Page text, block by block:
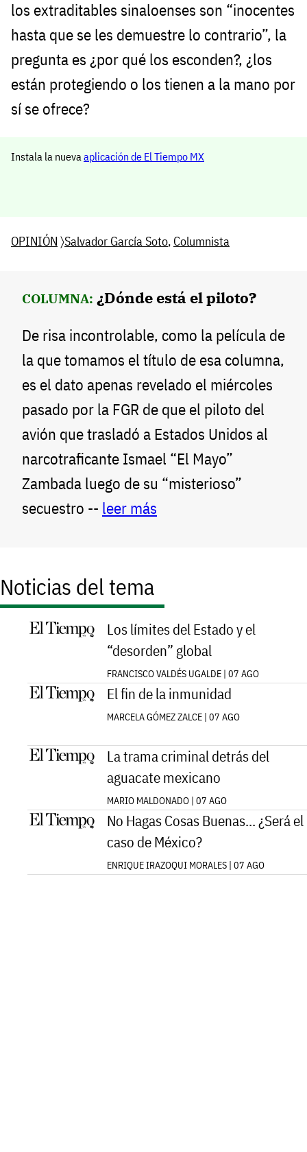
los extraditables sinaloenses son “inocentes
hasta que se les demuestre lo contrario”, la
pregunta es ¿por qué los esconden?, ¿los
están protegiendo o los tienen a la mano por
sí se ofrece?
Instala la nueva aplicación de El Tiempo MX
OPINIÓN 〉Salvador García Soto, Columnista
COLUMNA: ¿Dónde está el piloto?
De risa incontrolable, como la película de
la que tomamos el título de esa columna,
es el dato apenas revelado el miércoles
pasado por la FGR de que el piloto del
avión que trasladó a Estados Unidos al
narcotraficante Ismael “El Mayo”
Zambada luego de su “misterioso”
secuestro -- leer más
Noticias del tema
Los límites del Estado y el
“desorden” global
FRANCISCO VALDÉS UGALDE | 07 AGO
El fin de la inmunidad
MARCELA GÓMEZ ZALCE | 07 AGO
La trama criminal detrás del
aguacate mexicano
MARIO MALDONADO | 07 AGO
No Hagas Cosas Buenas... ¿Será el
caso de México?
ENRIQUE IRAZOQUI MORALES | 07 AGO